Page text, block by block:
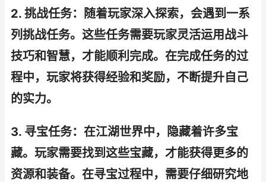
2. 挑战任务：随着玩家深入探索，会遇到一系
列挑战任务。这些任务需要玩家灵活运用战斗
技巧和智慧，才能顺利完成。在完成任务的过
程中，玩家将获得经验和奖励，不断提升自己
的实力。
3. 寻宝任务：在江湖世界中，隐藏着许多宝
藏。玩家需要找到这些宝藏，才能获得更多的
资源和装备。在寻宝过程中，需要仔细研究地